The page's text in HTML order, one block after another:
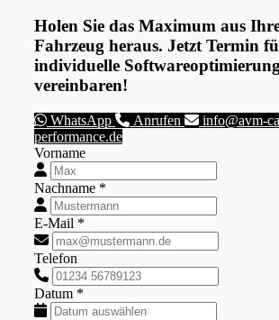
Holen Sie das Maximum aus
Fahrzeug heraus. Jetzt Termin
individuelle
vereinbaren!
WhatsApp Anrufen
info@avm-
performance.de
Vorname
Nachname *
E-Mail *
Telefon
Datum *